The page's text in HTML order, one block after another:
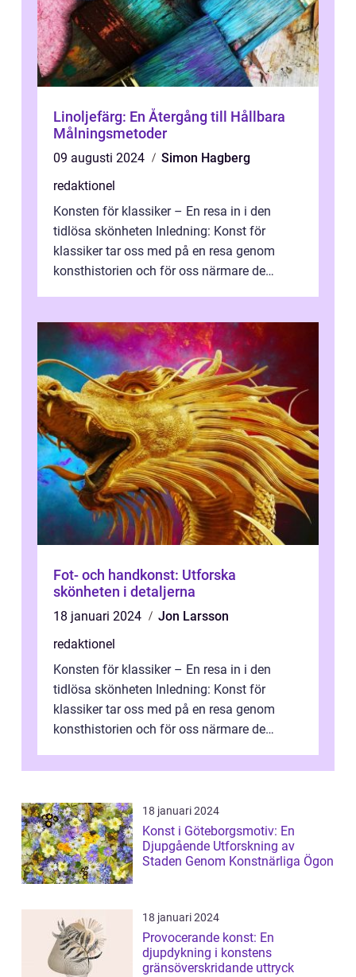
Linoljefärg: En Återgång till Hållbara
Målningsmetoder
09 augusti 2024
Simon Hagberg
redaktionel
Konsten för klassiker – En resa in i den
tidlösa skönheten Inledning: Konst för
klassiker tar oss med på en resa genom
konsthistorien och för oss närmare de
Fot- och handkonst: Utforska
skönheten i detaljerna
18 januari 2024
Jon Larsson
redaktionel
Konsten för klassiker – En resa in i den
tidlösa skönheten Inledning: Konst för
klassiker tar oss med på en resa genom
konsthistorien och för oss närmare de
18 januari 2024
Konst i Göteborgsmotiv: En
Djupgående Utforskning av
Staden Genom Konstnärliga Ögon
18 januari 2024
Provocerande konst: En
djupdykning i konstens
gränsöverskridande uttryck